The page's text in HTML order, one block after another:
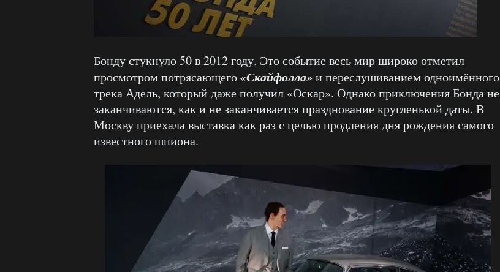
Бонду стукнуло 50 в 2012 году. Это событие весь мир широко отметил
просмотром потрясающего«Скайфолла»и переслушиванием одноимённого
трека Адель, который даже получил «Оскар». Однако приключения Бонда не
заканчиваются, как и не заканчивается празднование кругленькой даты. В
Москву приехала выставка как раз с целью продления дня рождения самого
известного шпиона.